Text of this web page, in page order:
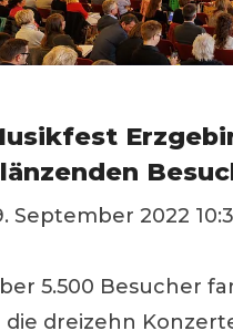
September 2022
5.500 Besucher
die dreizehn